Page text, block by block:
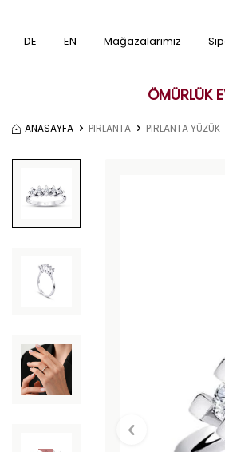
DE EN Mağazalarımız
ÖMÜRLÜK
ANASAYFA PIRLANTA PIRLANTA YÜZÜK